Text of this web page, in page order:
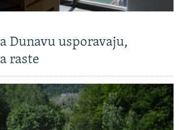
Dunavu usporavaju,
raste